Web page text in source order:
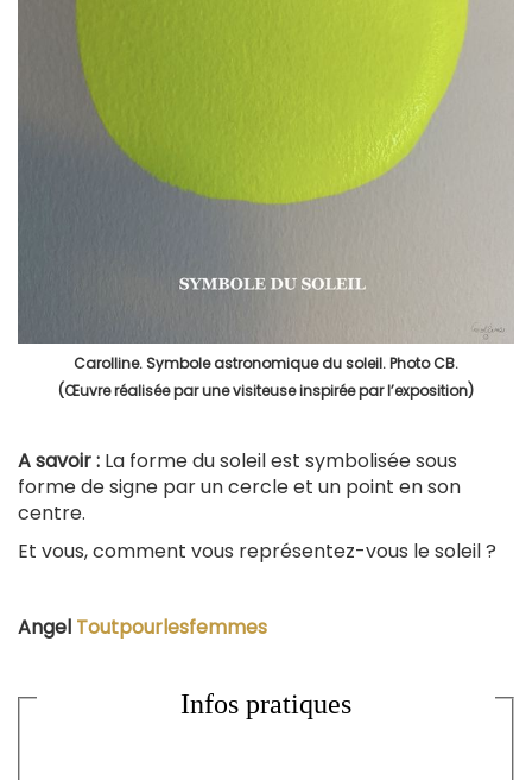
Carolline. Symbole astronomique du soleil. Photo CB.
(Œuvre réalisée par une visiteuse inspirée par l’exposition)
A savoir : La forme du soleil est symbolisée sous
forme de signe par un cercle et un point en son
centre.
Et vous, comment vous représentez-vous le soleil ?
Angel Toutpourlesfemmes
Infos pratiques